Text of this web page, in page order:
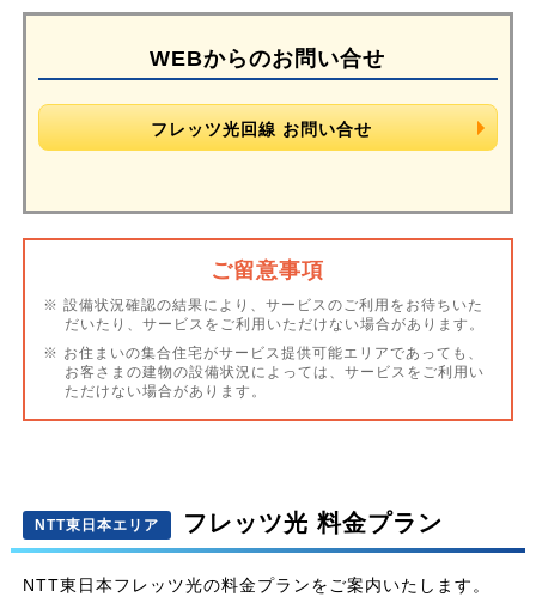
WEBからのお問い合せ
フレッツ光回線 お問い合せ
ご留意事項
※ 設備状況確認の結果により、サービスのご利用をお待ちいた
だいたり、サービスをご利用いただけない場合があります。
※ お住まいの集合住宅がサービス提供可能エリアであっても、
お客さまの建物の設備状況によっては、サービスをご利用い
ただけない場合があります。
NTT東日本エリア フレッツ光 料金プラン
NTT東日本フレッツ光の料金プランをご案内いたします。